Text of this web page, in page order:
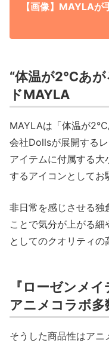
【画像】MAYLA
“体温が2℃あが
ドMAYLA
MAYLAは「体温が2℃
会社Dollsが展開する
アイテムに付属する
するアイコンとしてお
非日常を感じさせる独
ことで気分が上がる
としてのクオリティの
『ローゼンメ
アニメコラボ多
そうした商品性はアニ